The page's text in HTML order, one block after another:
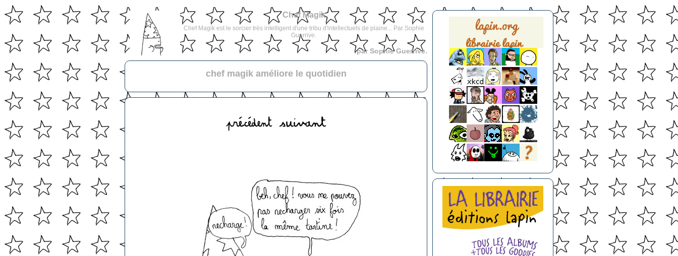
Chef Magik
Chef Magik est le sorcier très intelligent d'une tribu d'intellectuels de plaine... Par Sophie
Guerrive.
par Sophie Guerrive.
chef magik améliore le quotidien